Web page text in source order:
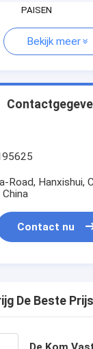
PAISEN
Bekijk meer
Road, Hanxishui,
Contact nu
De Beste